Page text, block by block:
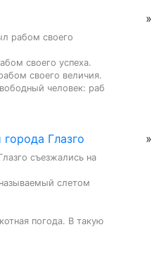
рабом своего
своего успеха.
своего величия.
человек: раб
»
города Глазго
съезжались на
слетом
погода. В такую
»